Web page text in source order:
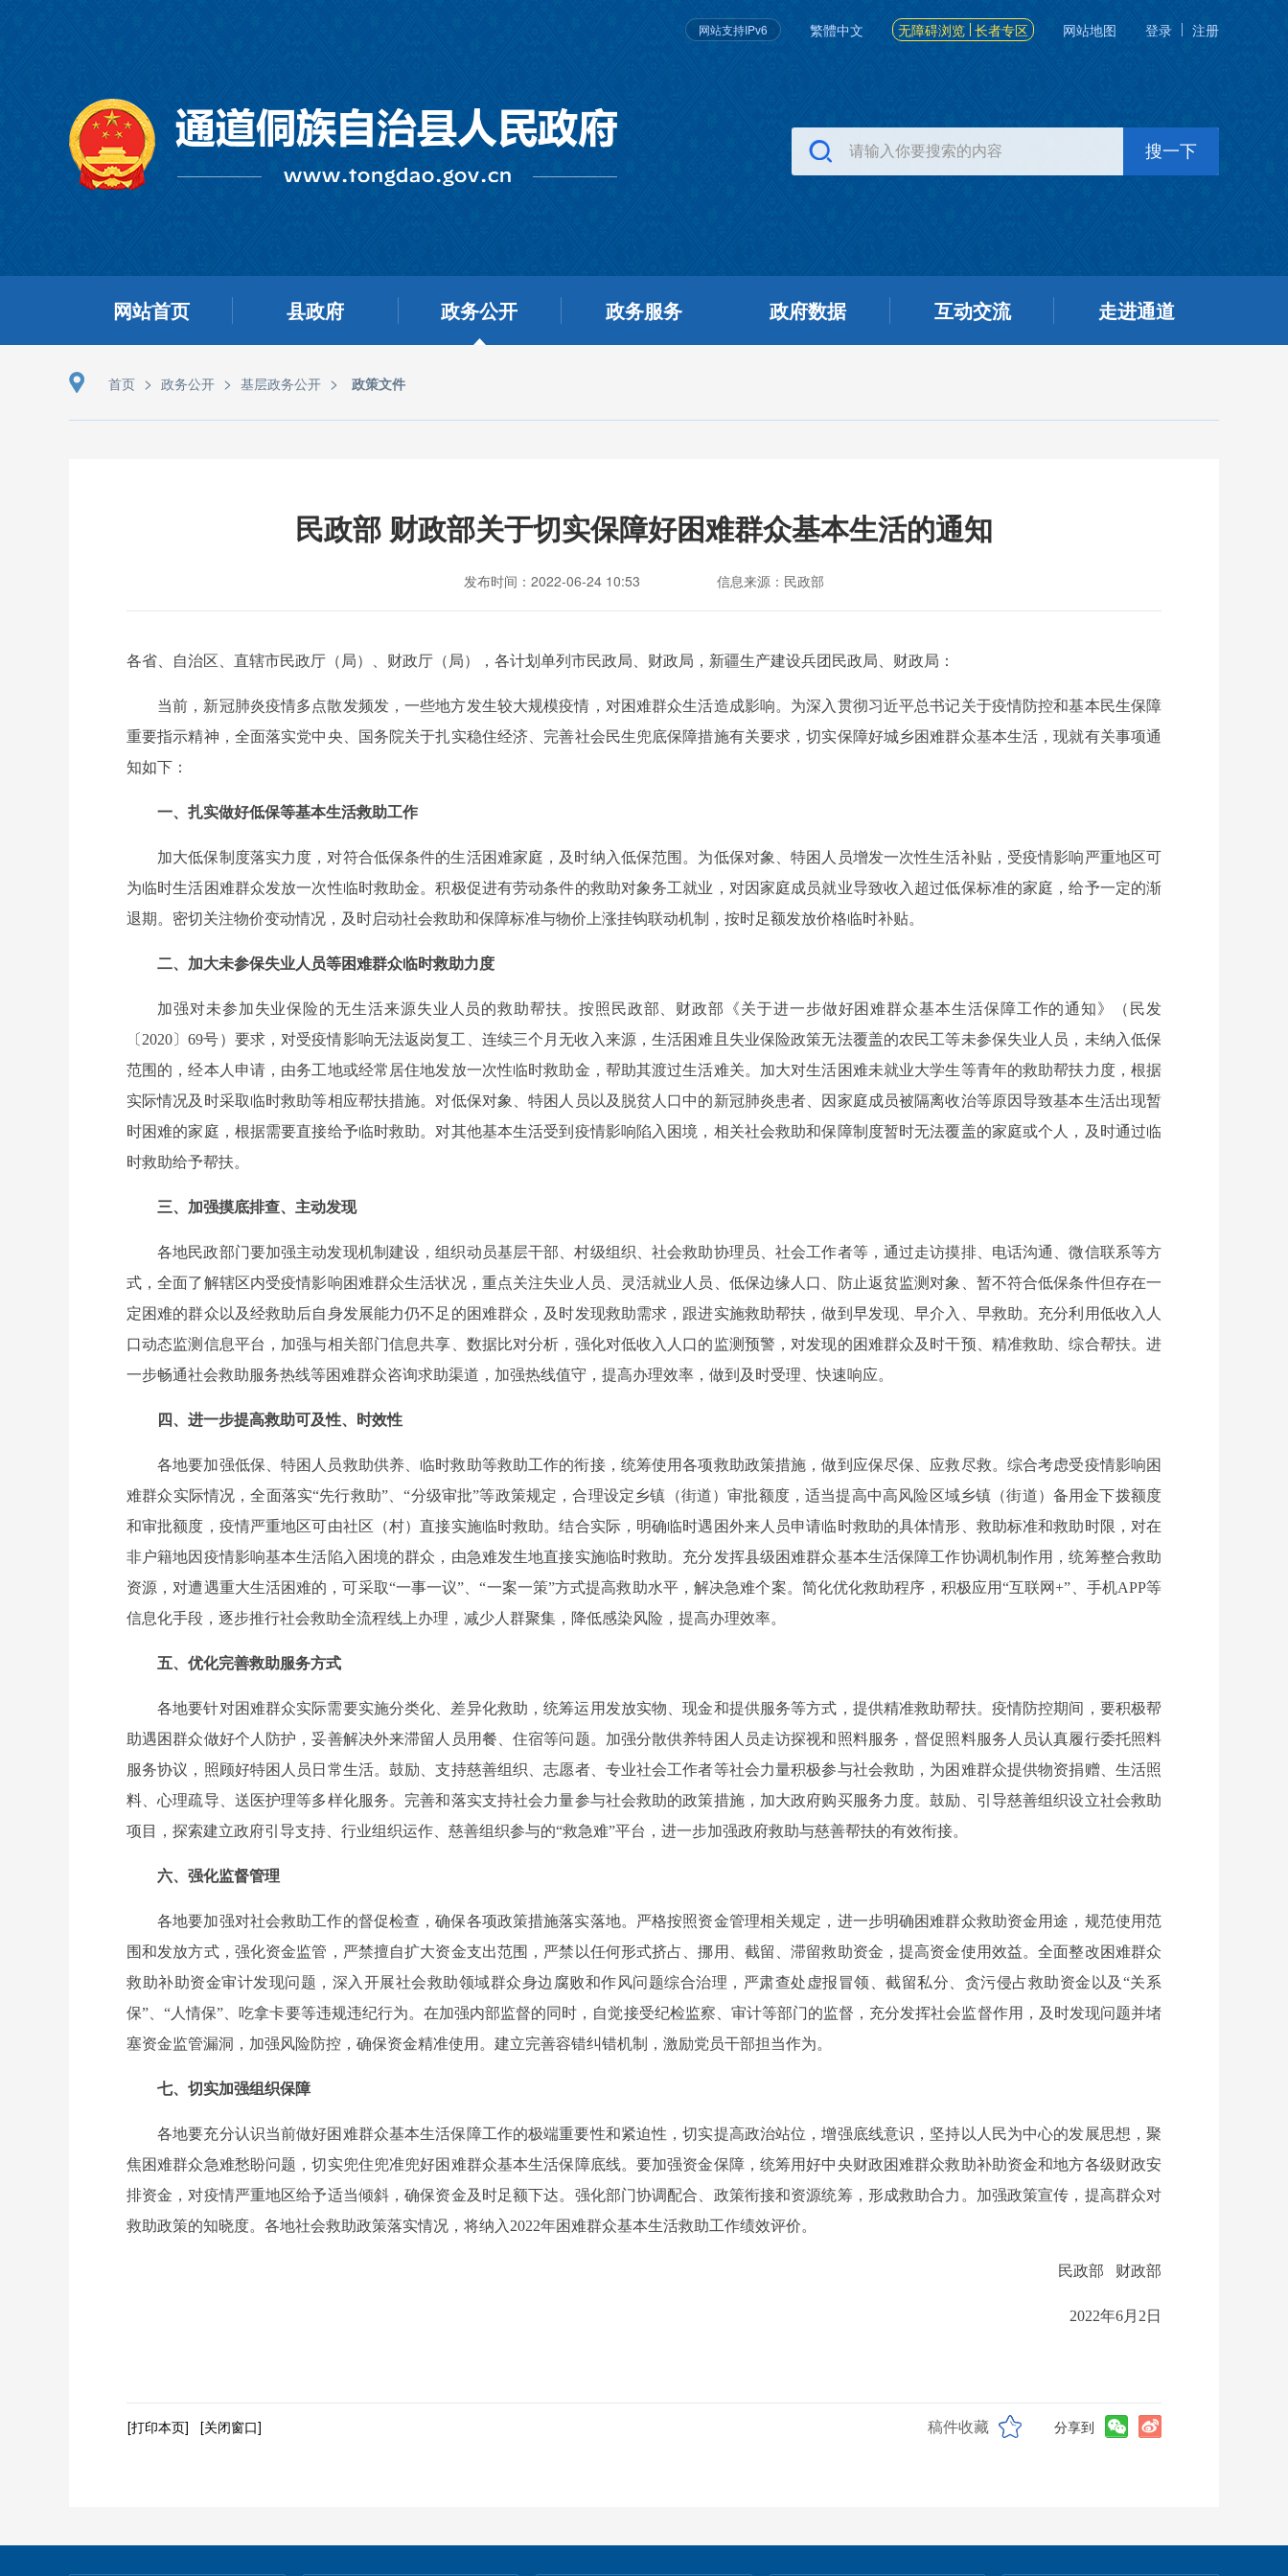
网站支持IPv6 繁體中文 无障碍浏览 长者专区 网站地图 登录 注册
网站首页 县政府 政务公开 政务服务 政府数据 互动交流 走进通道
首页 > 政务公开 > 基层政务公开 > 政策文件
民政部 财政部关于切实保障好困难群众基本生活的通知
发布时间：2022-06-24 10:53 信息来源：民政部
各省、自治区、直辖市民政厅（局）、财政厅（局），各计划单列市民政局、财政局，新疆生产建设兵团民政局、财政局：
当前，新冠肺炎疫情多点散发频发，一些地方发生较大规模疫情，对困难群众生活造成影响。为深入贯彻习近平总书记关于疫情防控和基本民生保障
重要指示精神，全面落实党中央、国务院关于扎实稳住经济、完善社会民生兜底保障措施有关要求，切实保障好城乡困难群众基本生活，现就有关事项通
知如下：
一、扎实做好低保等基本生活救助工作
加大低保制度落实力度，对符合低保条件的生活困难家庭，及时纳入低保范围。为低保对象、特困人员增发一次性生活补贴，受疫情影响严重地区可
为临时生活困难群众发放一次性临时救助金。积极促进有劳动条件的救助对象务工就业，对因家庭成员就业导致收入超过低保标准的家庭，给予一定的渐
退期。密切关注物价变动情况，及时启动社会救助和保障标准与物价上涨挂钩联动机制，按时足额发放价格临时补贴。
二、加大未参保失业人员等困难群众临时救助力度
加强对未参加失业保险的无生活来源失业人员的救助帮扶。按照民政部、财政部《关于进一步做好困难群众基本生活保障工作的通知》（民发
〔2020〕69号）要求，对受疫情影响无法返岗复工、连续三个月无收入来源，生活困难且失业保险政策无法覆盖的农民工等未参保失业人员，未纳入低保
范围的，经本人申请，由务工地或经常居住地发放一次性临时救助金，帮助其渡过生活难关。加大对生活困难未就业大学生等青年的救助帮扶力度，根据
实际情况及时采取临时救助等相应帮扶措施。对低保对象、特困人员以及脱贫人口中的新冠肺炎患者、因家庭成员被隔离收治等原因导致基本生活出现暂
时困难的家庭，根据需要直接给予临时救助。对其他基本生活受到疫情影响陷入困境，相关社会救助和保障制度暂时无法覆盖的家庭或个人，及时通过临
时救助给予帮扶。
三、加强摸底排查、主动发现
各地民政部门要加强主动发现机制建设，组织动员基层干部、村级组织、社会救助协理员、社会工作者等，通过走访摸排、电话沟通、微信联系等方
式，全面了解辖区内受疫情影响困难群众生活状况，重点关注失业人员、灵活就业人员、低保边缘人口、防止返贫监测对象、暂不符合低保条件但存在一
定困难的群众以及经救助后自身发展能力仍不足的困难群众，及时发现救助需求，跟进实施救助帮扶，做到早发现、早介入、早救助。充分利用低收入人
口动态监测信息平台，加强与相关部门信息共享、数据比对分析，强化对低收入人口的监测预警，对发现的困难群众及时干预、精准救助、综合帮扶。进
一步畅通社会救助服务热线等困难群众咨询求助渠道，加强热线值守，提高办理效率，做到及时受理、快速响应。
四、进一步提高救助可及性、时效性
各地要加强低保、特困人员救助供养、临时救助等救助工作的衔接，统筹使用各项救助政策措施，做到应保尽保、应救尽救。综合考虑受疫情影响困
难群众实际情况，全面落实“先行救助”、“分级审批”等政策规定，合理设定乡镇（街道）审批额度，适当提高中高风险区域乡镇（街道）备用金下拨额度
和审批额度，疫情严重地区可由社区（村）直接实施临时救助。结合实际，明确临时遇困外来人员申请临时救助的具体情形、救助标准和救助时限，对在
非户籍地因疫情影响基本生活陷入困境的群众，由急难发生地直接实施临时救助。充分发挥县级困难群众基本生活保障工作协调机制作用，统筹整合救助
资源，对遭遇重大生活困难的，可采取“一事一议”、“一案一策”方式提高救助水平，解决急难个案。简化优化救助程序，积极应用“互联网+”、手机APP等
信息化手段，逐步推行社会救助全流程线上办理，减少人群聚集，降低感染风险，提高办理效率。
五、优化完善救助服务方式
各地要针对困难群众实际需要实施分类化、差异化救助，统筹运用发放实物、现金和提供服务等方式，提供精准救助帮扶。疫情防控期间，要积极帮
助遇困群众做好个人防护，妥善解决外来滞留人员用餐、住宿等问题。加强分散供养特困人员走访探视和照料服务，督促照料服务人员认真履行委托照料
服务协议，照顾好特困人员日常生活。鼓励、支持慈善组织、志愿者、专业社会工作者等社会力量积极参与社会救助，为困难群众提供物资捐赠、生活照
料、心理疏导、送医护理等多样化服务。完善和落实支持社会力量参与社会救助的政策措施，加大政府购买服务力度。鼓励、引导慈善组织设立社会救助
项目，探索建立政府引导支持、行业组织运作、慈善组织参与的“救急难”平台，进一步加强政府救助与慈善帮扶的有效衔接。
六、强化监督管理
各地要加强对社会救助工作的督促检查，确保各项政策措施落实落地。严格按照资金管理相关规定，进一步明确困难群众救助资金用途，规范使用范
围和发放方式，强化资金监管，严禁擅自扩大资金支出范围，严禁以任何形式挤占、挪用、截留、滞留救助资金，提高资金使用效益。全面整改困难群众
救助补助资金审计发现问题，深入开展社会救助领域群众身边腐败和作风问题综合治理，严肃查处虚报冒领、截留私分、贪污侵占救助资金以及“关系
保”、“人情保”、吃拿卡要等违规违纪行为。在加强内部监督的同时，自觉接受纪检监察、审计等部门的监督，充分发挥社会监督作用，及时发现问题并堵
塞资金监管漏洞，加强风险防控，确保资金精准使用。建立完善容错纠错机制，激励党员干部担当作为。
七、切实加强组织保障
各地要充分认识当前做好困难群众基本生活保障工作的极端重要性和紧迫性，切实提高政治站位，增强底线意识，坚持以人民为中心的发展思想，聚
焦困难群众急难愁盼问题，切实兜住兜准兜好困难群众基本生活保障底线。要加强资金保障，统筹用好中央财政困难群众救助补助资金和地方各级财政安
排资金，对疫情严重地区给予适当倾斜，确保资金及时足额下达。强化部门协调配合、政策衔接和资源统筹，形成救助合力。加强政策宣传，提高群众对
救助政策的知晓度。各地社会救助政策落实情况，将纳入2022年困难群众基本生活救助工作绩效评价。
民政部 财政部
2022年6月2日
[打印本页] [关闭窗口] 稿件收藏 分享到